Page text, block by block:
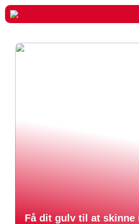
Få dit gulv til at skinne